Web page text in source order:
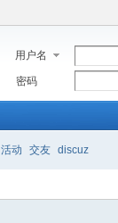
用户名
密码
活动 交友 discuz